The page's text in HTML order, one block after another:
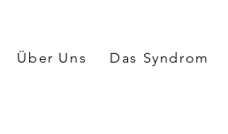
Über Uns Das Syndrom